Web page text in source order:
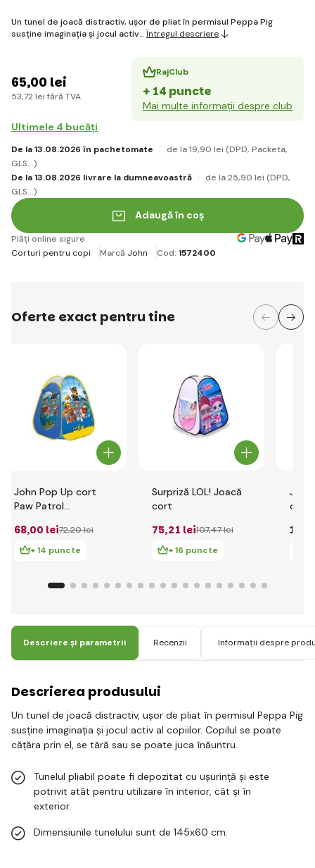
Un tunel de joacă distractiv, ușor de pliat în permisul Peppa Pig
susține imaginația și jocul activ… Întregul descriere
65,00 lei
53,72 lei fără TVA
RajClub
+ 14 puncte
Mai multe informații despre club
Ultimele 4 bucăți
De la 13.08.2026 în pachetomate de la 19,90 lei (DPD, Packeta,
GLS...)
De la 13.08.2026 livrare la dumneavoastră
de la 25,90 lei (DPD,
GLS...)
Adaugă în coș
Plăți online sigure
Corturi pentru copi
Marcă John Cod: 1572400
Oferte exact pentru tine
John Pop Up cort
Paw Patrol
68,00 lei72,20 lei
+ 14 puncte
Surpriză LOL! Joacă
cort
75,21 lei107,47 lei
+ 16 puncte
John
139
Descriere și parametrii Recenzii Informații despre
Descrierea produsului
Un tunel de joacă distractiv, ușor de pliat în permisul Peppa Pig
susține imaginația și jocul activ al copiilor. Copilul se poate
cățăra prin el, se târă sau se poate juca înăuntru.
Tunelul pliabil poate fi depozitat cu ușurință și este
potrivit atât pentru utilizare în interior, cât și în
exterior.
Dimensiunile tunelului sunt de 145x60 cm.